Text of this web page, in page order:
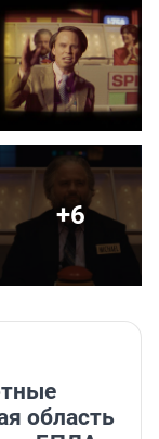
+6
область